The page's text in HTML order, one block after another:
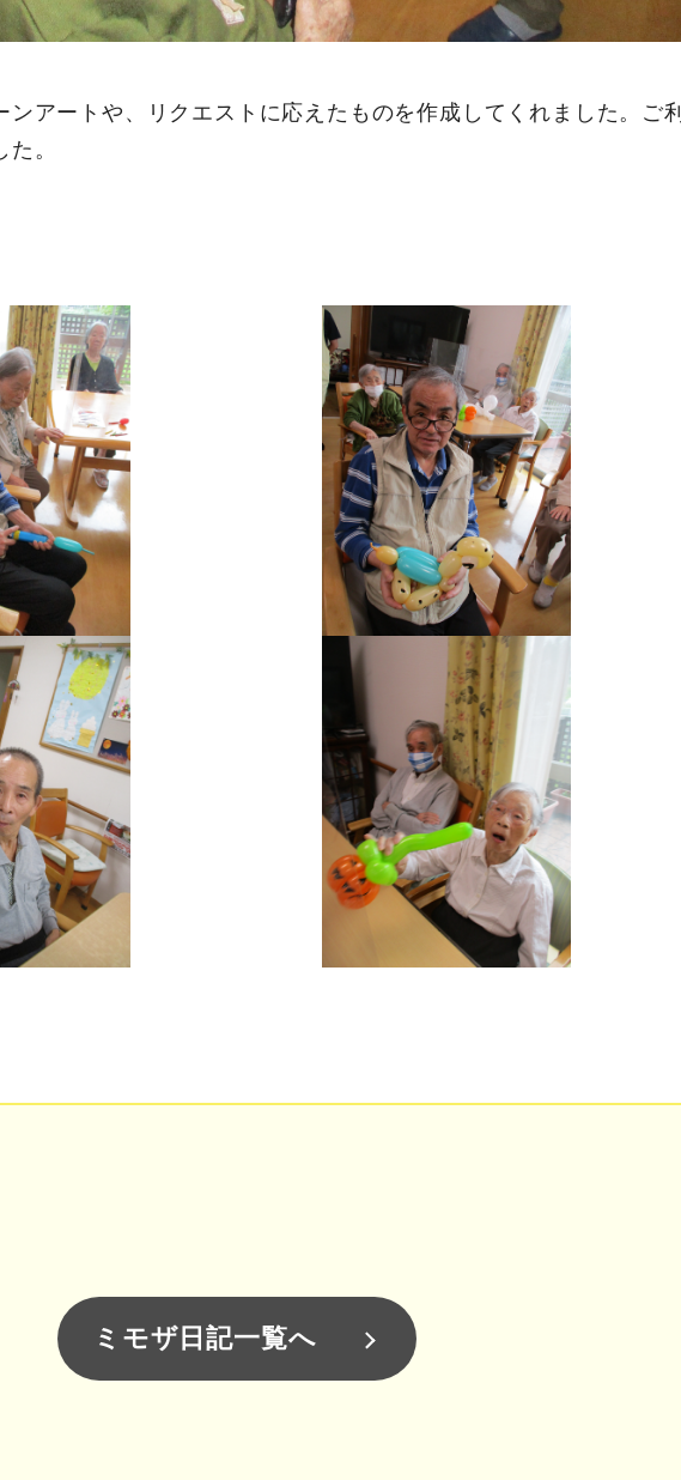
ンアートや、リクエストに応えたものを作成してくれました。ご利
。
ミモザ日記一覧へ